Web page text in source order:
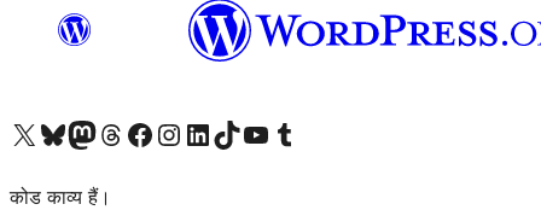
Visit our X (formerly Twitter) account
हमारे बलुस्की खाते पर जाएँVisit our Mastodon account
हमारे थ्रेड्स अकाउंट पर जाएंहमारे फेसबुक पेज पर जाएँहमारे इंस्टाग्राम अकाउंट पर जाएंहमारे लिंक्डइन खाते पर जाएँहमारे टिकटॉक खाते पर जाएँहमारे यूट्यूब चैनल पर जाएंहमारे Tumblr खाते पर जाएँ
कोड काव्य हैं।